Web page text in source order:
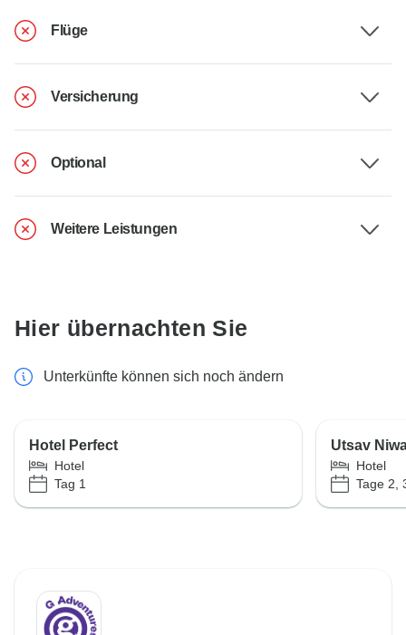
Flüge
Versicherung
Optional
Weitere Leistungen
Hier übernachten Sie
Unterkünfte können sich noch ändern
Hotel Perfect
Hotel
Tag 1
Utsav
Hotel
Tage 2,